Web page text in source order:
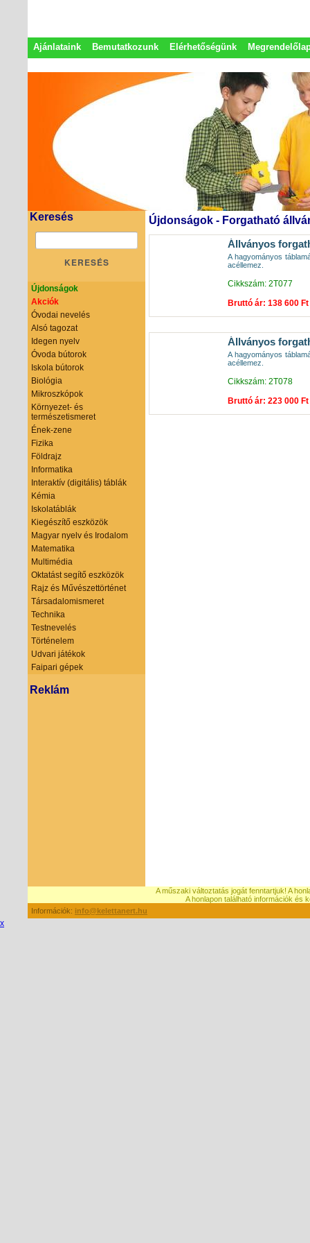
Ajánlataink Bemutatkozunk Elérhetőségünk
Keresés
KERESÉS
Újdonságok
Akciók
Óvodai nevelés
Alsó tagozat
Idegen nyelv
Óvoda bútorok
Iskola bútorok
Biológia
Mikroszkópok
Környezet- és
természetismeret
Ének-zene
Fizika
Földrajz
Informatika
Interaktív (digitális) táblák
Kémia
Iskolatáblák
Kiegészítő eszközök
Magyar nyelv és Irodalom
Matematika
Multimédia
Oktatást segítő eszközök
Rajz és Művészettörténet
Társadalomismeret
Technika
Testnevelés
Történelem
Udvari játékok
Faipari gépek
Reklám
Újdonságok - Forgatható
Állványos
A hagyományos
acéllemez.
Cikkszám: 2T077
Bruttó ár: 138 600 Ft
Állványos
A hagyományos
acéllemez.
Cikkszám: 2T078
Bruttó ár: 223 000 Ft
A műszaki változtatás jogát fenntartjuk! A
A honlapon található információk és
Információk: info@kelettanert.hu
x